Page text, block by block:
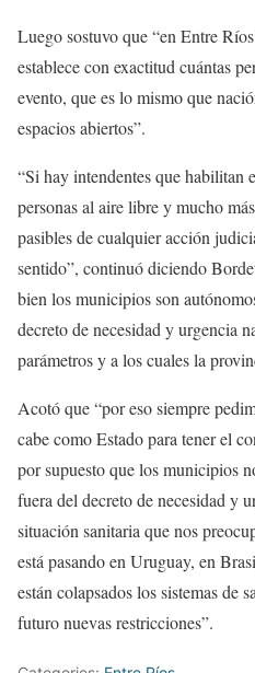
Luego sostuvo que “en Entre
establece con exactitud cuántas
evento, que es lo mismo que
espacios abiertos”.
“Si hay intendentes que habilitan
personas al aire libre y mucho
pasibles de cualquier acción
sentido”, continuó diciendo
bien los municipios son
decreto de necesidad y urgencia
parámetros y a los cuales la
Acotó que “por eso siempre
cabe como Estado para tener el
por supuesto que los municipios
fuera del decreto de necesidad y
situación sanitaria que nos
está pasando en Uruguay, en
están colapsados los sistemas de
futuro nuevas restricciones”.